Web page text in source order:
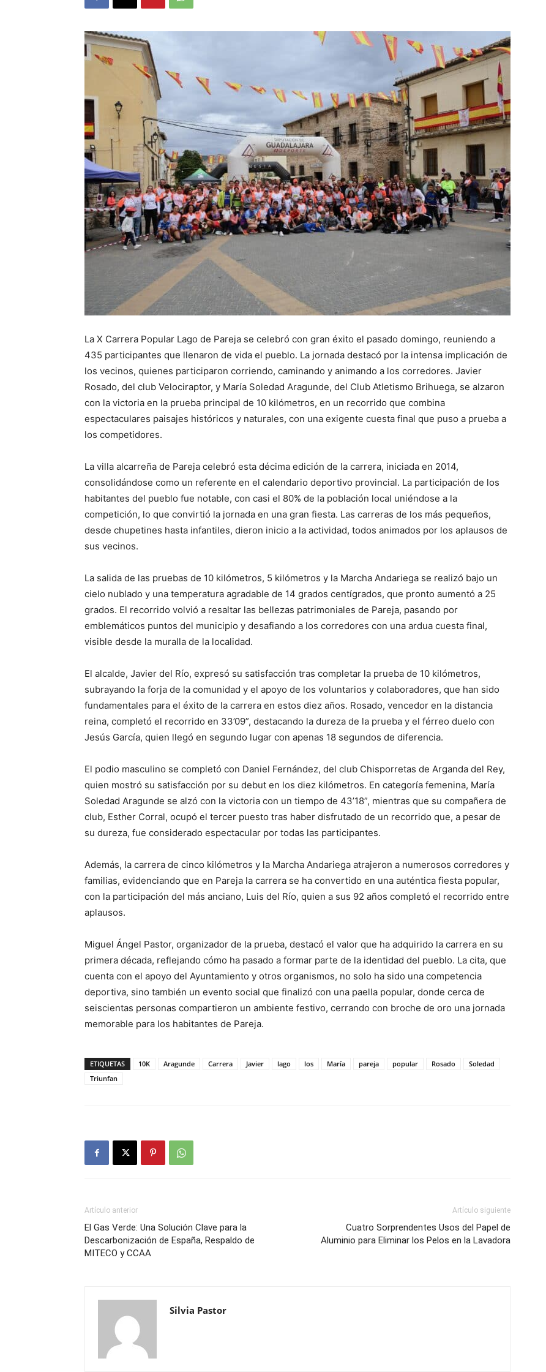
La X Carrera Popular Lago de Pareja se celebró con gran éxito el pasado domingo, reuniendo a
435 participantes que llenaron de vida el pueblo. La jornada destacó por la intensa implicación de
los vecinos, quienes participaron corriendo, caminando y animando a los corredores. Javier
Rosado, del club Velociraptor, y María Soledad Aragunde, del Club Atletismo Brihuega, se alzaron
con la victoria en la prueba principal de 10 kilómetros, en un recorrido que combina
espectaculares paisajes históricos y naturales, con una exigente cuesta final que puso a prueba a
los competidores.
La villa alcarreña de Pareja celebró esta décima edición de la carrera, iniciada en 2014,
consolidándose como un referente en el calendario deportivo provincial. La participación de los
habitantes del pueblo fue notable, con casi el 80% de la población local uniéndose a la
competición, lo que convirtió la jornada en una gran fiesta. Las carreras de los más pequeños,
desde chupetines hasta infantiles, dieron inicio a la actividad, todos animados por los aplausos de
sus vecinos.
La salida de las pruebas de 10 kilómetros, 5 kilómetros y la Marcha Andariega se realizó bajo un
cielo nublado y una temperatura agradable de 14 grados centígrados, que pronto aumentó a 25
grados. El recorrido volvió a resaltar las bellezas patrimoniales de Pareja, pasando por
emblemáticos puntos del municipio y desafiando a los corredores con una ardua cuesta final,
visible desde la muralla de la localidad.
El alcalde, Javier del Río, expresó su satisfacción tras completar la prueba de 10 kilómetros,
subrayando la forja de la comunidad y el apoyo de los voluntarios y colaboradores, que han sido
fundamentales para el éxito de la carrera en estos diez años. Rosado, vencedor en la distancia
reina, completó el recorrido en 33’09”, destacando la dureza de la prueba y el férreo duelo con
Jesús García, quien llegó en segundo lugar con apenas 18 segundos de diferencia.
El podio masculino se completó con Daniel Fernández, del club Chisporretas de Arganda del Rey,
quien mostró su satisfacción por su debut en los diez kilómetros. En categoría femenina, María
Soledad Aragunde se alzó con la victoria con un tiempo de 43’18”, mientras que su compañera de
club, Esther Corral, ocupó el tercer puesto tras haber disfrutado de un recorrido que, a pesar de
su dureza, fue considerado espectacular por todas las participantes.
Además, la carrera de cinco kilómetros y la Marcha Andariega atrajeron a numerosos corredores y
familias, evidenciando que en Pareja la carrera se ha convertido en una auténtica fiesta popular,
con la participación del más anciano, Luis del Río, quien a sus 92 años completó el recorrido entre
aplausos.
Miguel Ángel Pastor, organizador de la prueba, destacó el valor que ha adquirido la carrera en su
primera década, reflejando cómo ha pasado a formar parte de la identidad del pueblo. La cita, que
cuenta con el apoyo del Ayuntamiento y otros organismos, no solo ha sido una competencia
deportiva, sino también un evento social que finalizó con una paella popular, donde cerca de
seiscientas personas compartieron un ambiente festivo, cerrando con broche de oro una jornada
memorable para los habitantes de Pareja.
ETIQUETAS 10K Aragunde Carrera Javier lago los María pareja popular Rosado
Soledad
Triunfan
Artículo anterior
El Gas Verde: Una Solución Clave para la
Descarbonización de España, Respaldo de
MITECO y CCAA
Artículo siguiente
Cuatro Sorprendentes Usos del Papel de
Aluminio para Eliminar los Pelos en la Lavadora
Silvia Pastor